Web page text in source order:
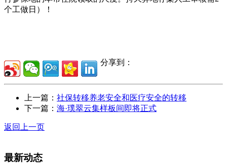
个工做日）！
分享到：
上一篇： 社保转移养老安全和医疗安全的转移
下一篇： 海·璞翠云集样板间即将正式
返回上一页
最新动态